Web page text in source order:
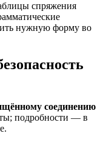
спряжения
нужную форму во
соединению
подробности — в